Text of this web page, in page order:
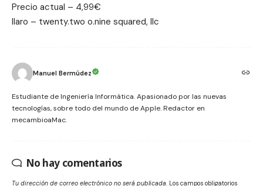
Precio actual – 4,99€
Ilaro – twenty.two o.nine squared, llc
Manuel Bermúdez
Estudiante de Ingeniería Informática. Apasionado por las nuevas
tecnologías, sobre todo del mundo de Apple. Redactor en
mecambioaMac.
No hay comentarios
Tu dirección de correo electrónico no será publicada. Los campos obligatorios